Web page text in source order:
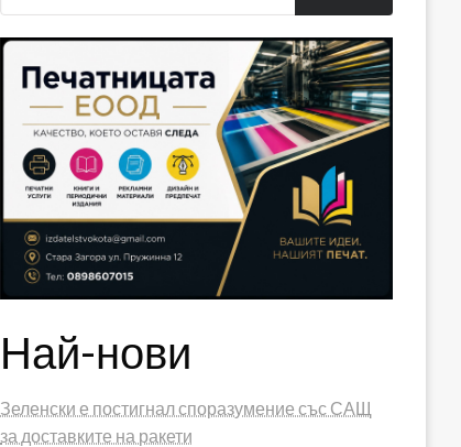
Най-нови
Зеленски е постигнал споразумение със САЩ
за доставките на ракети